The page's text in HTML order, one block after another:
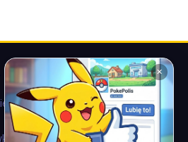
POKÉDEX I
KOLEKCJE
Pokédex
Ewolucje
POMOC I
KONTAKT
Kontakt
Wsparcie
✕